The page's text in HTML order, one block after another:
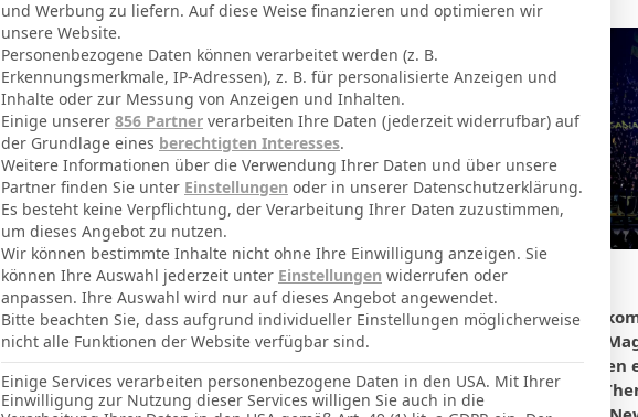
Das
bieten
die
und Werbung zu liefern. Auf diese Weise finanzieren und optimieren wir
unsere Website.
Personenbezogene Daten können verarbeitet werden (z. B.
Erkennungsmerkmale, IP-Adressen), z. B. für personalisierte Anzeigen und
Inhalte oder zur Messung von Anzeigen und Inhalten.
Einige unserer 856 Partner verarbeiten Ihre Daten (jederzeit widerrufbar) auf
der Grundlage eines berechtigten Interesses.
Weitere Informationen über die Verwendung Ihrer Daten und über unsere
Partner finden Sie unter Einstellungen oder in unserer Datenschutzerklärung.
Es besteht keine Verpflichtung, der Verarbeitung Ihrer Daten zuzustimmen,
um dieses Angebot zu nutzen.
Wir können bestimmte Inhalte nicht ohne Ihre Einwilligung anzeigen. Sie
können Ihre Auswahl jederzeit unter Einstellungen widerrufen oder
anpassen. Ihre Auswahl wird nur auf dieses Angebot angewendet.
Bitte beachten Sie, dass aufgrund individueller Einstellungen möglicherweise
nicht alle Funktionen der Website verfügbar sind.
Einige Services verarbeiten personenbezogene Daten in den USA. Mit Ihrer
Einwilligung zur Nutzung dieser Services willigen Sie auch in die